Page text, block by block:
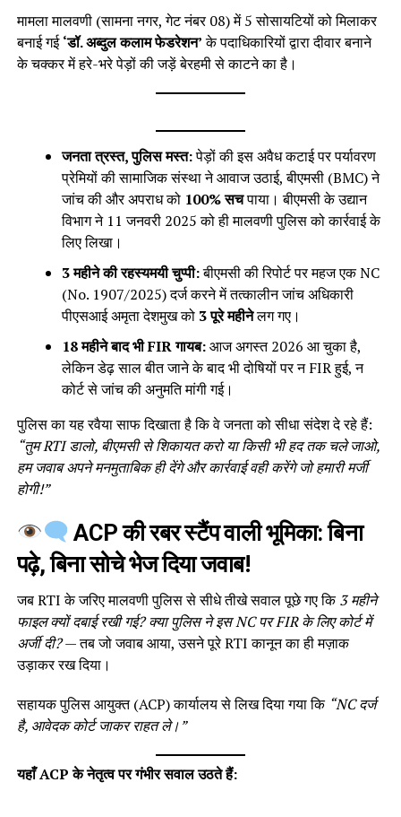
मामला मालवणी (सामना नगर, गेट नंबर 08) में 5 सोसायटियों को मिलाकर
बनाई गई‘डॉ. अब्दुल कलाम फेडरेशन’के पदाधिकारियों द्वारा दीवार बनाने
के चक्कर में हरे-भरे पेड़ों की जड़ें बेरहमी से काटने का है।
जनता त्रस्त, पुलिस मस्त:पेड़ों की इस अवैध कटाई पर पर्यावरण
प्रेमियों की सामाजिक संस्था ने आवाज उठाई, बीएमसी (BMC) ने
जांच की और अपराध को 100% सचपाया। बीएमसी के उद्यान
विभाग ने 11 जनवरी 2025 को ही मालवणी पुलिस को कार्रवाई के
लिए लिखा।
3 महीने की रहस्यमयी चुप्पी:बीएमसी की रिपोर्ट पर महज एक NC
(No. 1907/2025) दर्ज करने में तत्कालीन जांच अधिकारी
पीएसआई अमृता देशमुख को 3 पूरे महीनेलग गए।
18 महीने बाद भी FIR गायब:आज अगस्त 2026 आ चुका है,
लेकिन डेढ़ साल बीत जाने के बाद भी दोषियों पर न FIR हुई, न
कोर्ट से जांच की अनुमति मांगी गई।
पुलिस का यह रवैया साफ दिखाता है कि वे जनता को सीधा संदेश दे रहे हैं:
“तुम RTI डालो, बीएमसी से शिकायत करो या किसी भी हद तक चले जाओ,
हम जवाब अपने मनमुताबिक ही देंगे और कार्रवाई वही करेंगे जो हमारी मर्जी
होगी!”
ACP की रबर स्टैंप वाली भूमिका: बिना
पढ़े, बिना सोचे भेज दिया जवाब!
जब RTI के जरिए मालवणी पुलिस से सीधे तीखे सवाल पूछे गए कि3 महीने
फाइल क्यों दबाई रखी गई? क्या पुलिस ने इस NC पर FIR के लिए कोर्ट में
अर्जी दी?— तब जो जवाब आया, उसने पूरे RTI कानून का ही मज़ाक
उड़ाकर रख दिया।
सहायक पुलिस आयुक्त (ACP) कार्यालय से लिख दिया गया कि “NC दर्ज
है, आवेदक कोर्ट जाकर राहत ले।”
यहाँ ACP के नेतृत्व पर गंभीर सवाल उठते हैं: